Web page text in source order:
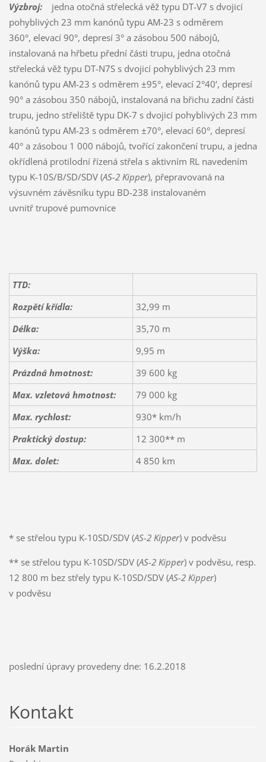
Výzbroj:jedna otočná střelecká věž typu DT-V7 s dvojicí
pohyblivých 23 mm kanónů typu AM-23 s odměrem
360°, elevací 90°, depresí 3° a zásobou 500 nábojů,
instalovaná na hřbetu přední části trupu, jedna otočná
střelecká věž typu DT-N7S s dvojicí pohyblivých 23 mm
kanónů typu AM-23 s odměrem ±95°, elevací 2°40‘, depresí
90° a zásobou 350 nábojů, instalovaná na břichu zadní části
trupu, jedno střeliště typu DK-7 s dvojicí pohyblivých 23 mm
kanónů typu AM-23 s odměrem ±70°, elevací 60°, depresí
40° a zásobou 1 000 nábojů, tvořící zakončení trupu, a jedna
okřídlená protilodní řízená střela s aktivním RL navedením
typu K-10S/B/SD/SDV (AS-2 Kipper), přepravovaná na
výsuvném závěsníku typu BD-238 instalovaném
uvnitř trupové pumovnice
TTD:
Rozpětí křídla:
32,99 m
Délka:
35,70 m
Výška:
9,95 m
Prázdná hmotnost:
39 600 kg
Max. vzletová hmotnost:
79 000 kg
Max. rychlost:
930* km/h
Praktický dostup:
12 300** m
Max. dolet: 4 850 km
* se střelou typu K-10SD/SDV (AS-2 Kipper) v podvěsu
** se střelou typu K-10SD/SDV (AS-2 Kipper) v podvěsu, resp.
12 800 m bez střely typu K-10SD/SDV (AS-2 Kipper)
v podvěsu
poslední úpravy provedeny dne: 16.2.2018
Kontakt
Horák Martin